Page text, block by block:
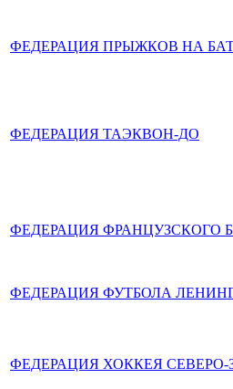
ФЕДЕРАЦИЯ ПРЫЖКОВ НА
ФЕДЕРАЦИЯ ТАЭКВОН-ДО
ФЕДЕРАЦИЯ ФРАНЦУЗСКОГО
ФЕДЕРАЦИЯ ФУТБОЛА
ФЕДЕРАЦИЯ ХОККЕЯ